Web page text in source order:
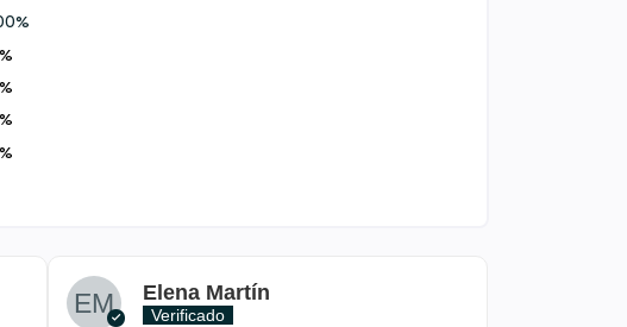
Elena Martín
Verificado